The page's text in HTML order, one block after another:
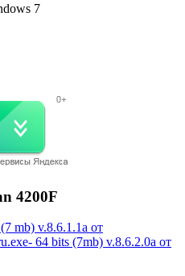
7
4200F
mb) v.8.6.1.1a от
64 bits (7mb) v.8.6.2.0a от